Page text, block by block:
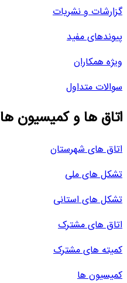
گزارشات و نشریات
پیوندهای مفید
ویژه همکاران
سوالات متداول
اتاق ها و کمیسیون ها
اتاق های شهرستان
تشکل های ملی
تشکل های استانی
اتاق های مشترک
کمیته های مشترک
کمیسیون ها